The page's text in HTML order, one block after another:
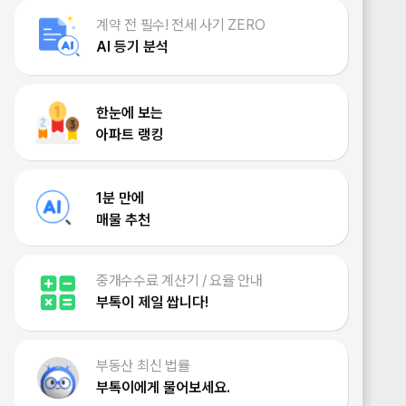
계약 전 필수! 전세 사기 ZERO
AI 등기 분석
한눈에 보는
아파트 랭킹
1분 만에
매물 추천
중개수수료 계산기 / 요율 안내
부톡이 제일 쌉니다!
부동산 최신 법률
부톡이에게 물어보세요.